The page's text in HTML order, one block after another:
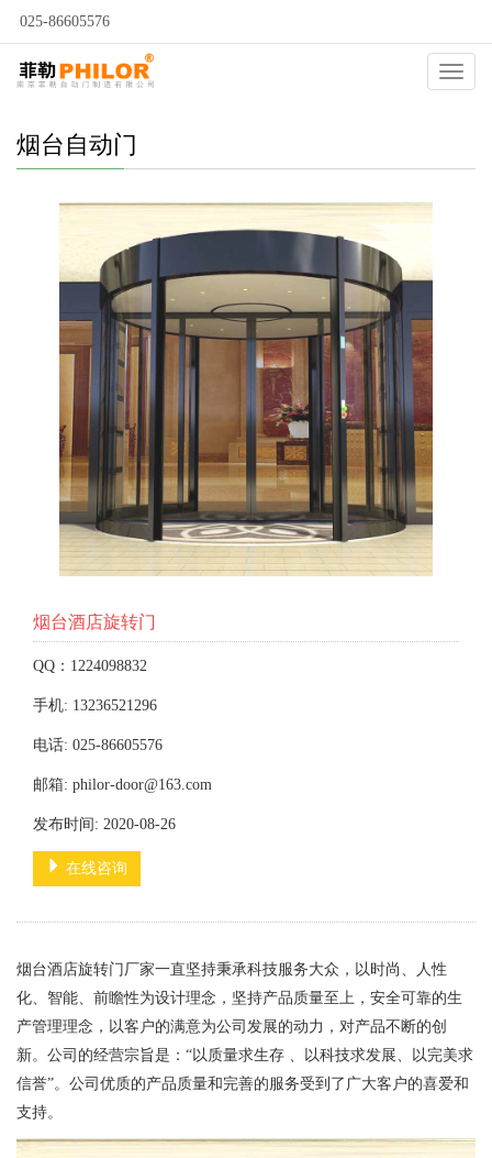
025-86605576
自动门
烟台自动门
烟台酒店旋转门
QQ：1224098832
手机: 13236521296
电话: 025-86605576
邮箱: philor-door@163.com
发布时间: 2020-08-26
在线咨询
烟台酒店旋转门厂家一直坚持秉承科技服务大众，以时尚、人性
化、智能、前瞻性为设计理念，坚持产品质量至上，安全可靠的生
产管理理念，以客户的满意为公司发展的动力，对产品不断的创
新。公司的经营宗旨是：“以质量求生存 、以科技求发展、以完美求
信誉”。公司优质的产品质量和完善的服务受到了广大客户的喜爱和
支持。